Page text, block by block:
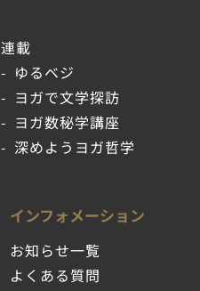
連載
ゆるベジ
ヨガで文学探訪
ヨガ数秘学講座
深めようヨガ哲学
インフォメーション
お知らせ一覧
よくある質問